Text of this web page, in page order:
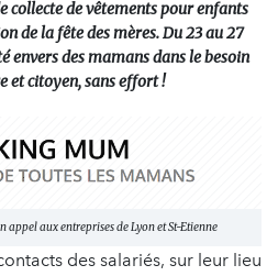
collecte de vêtements pour enfants
de la fête des mères. Du 23 au 27
des mamans dans le besoin
et citoyen, sans effort !
aux entreprises de Lyon et St-Etienne
des salariés, sur leur lieu